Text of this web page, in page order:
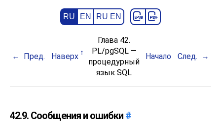
RU EN RU EN
Пред. Наверх
Глава 42.
PL/pgSQL—
процедурный
язык SQL
Начало След.
42.9. Сообщения и ошибки #